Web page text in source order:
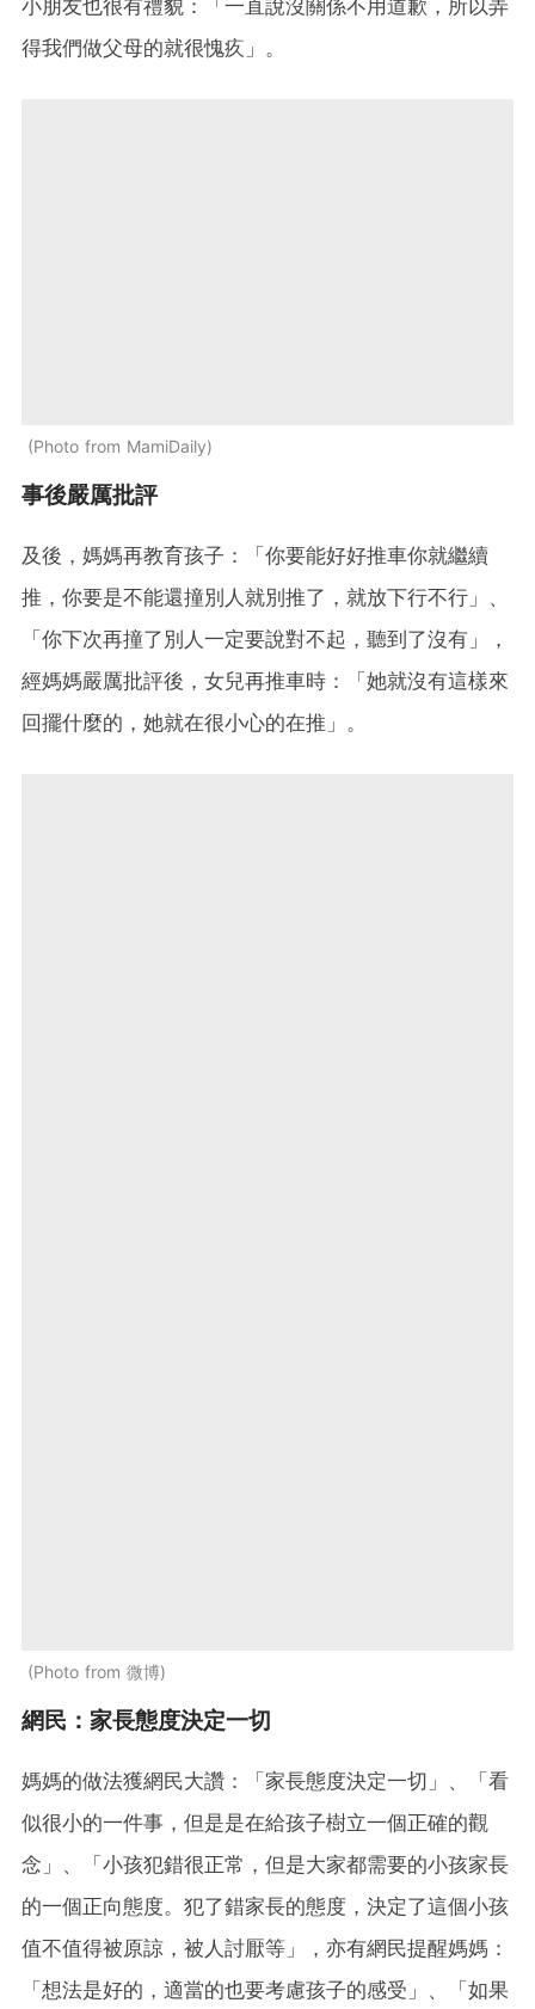
小朋友也很有禮貌：「一直說沒關係不用道歉，所以弄
得我們做父母的就很愧疚」。
Photo from MamiDaily
事後嚴厲批評
及後，媽媽再教育孩子：「你要能好好推車你就繼續
推，你要是不能還撞別人就別推了，就放下行不行」、
「你下次再撞了別人一定要說對不起，聽到了沒有」，
經媽媽嚴厲批評後，女兒再推車時：「她就沒有這樣來
回擺什麼的，她就在很小心的在推」。
Photo from 微博
網民：家長態度決定一切
媽媽的做法獲網民大讚：「家長態度決定一切」、「看
似很小的一件事，但是是在給孩子樹立一個正確的觀
念」、「小孩犯錯很正常，但是大家都需要的小孩家長
的一個正向態度。犯了錯家長的態度，決定了這個小孩
值不值得被原諒，被人討厭等」，亦有網民提醒媽媽：
「想法是好的，適當的也要考慮孩子的感受」、「如果